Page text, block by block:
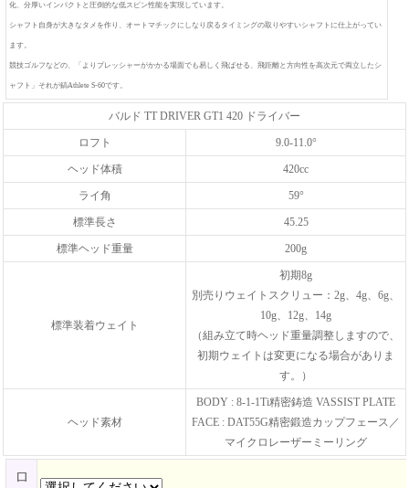
化、分厚いインパクトと圧倒的な低スピン性能を実現しています。
シャフト自身が大きなタメを作り、オートマチックにしなり戻るタイミングの取りやすいシャフトに仕上がってい
ます。
競技ゴルフなどの、「よりプレッシャーがかかる場面でも易しく飛ばせる、飛距離と方向性を高次元で両立したシ
ャフト」それが鎬Athlete S-60です。
バルド TT DRIVER GT1 420 ドライバー
ロフト 9.0-11.0°
ヘッド体積 420cc
ライ角 59°
標準長さ 45.25
標準ヘッド重量 200g
標準装着ウェイト
初期8g
別売りウェイトスクリュー：2g、4g、6g、
10g、12g、14g
（組み立て時ヘッド重量調整しますので、
初期ウェイトは変更になる場合がありま
す。）
ヘッド素材
BODY : 8-1-1Ti精密鋳造 VASSIST PLATE
FACE : DAT55G精密鍛造カップフェース／
マイクロレーザーミーリング
ロ